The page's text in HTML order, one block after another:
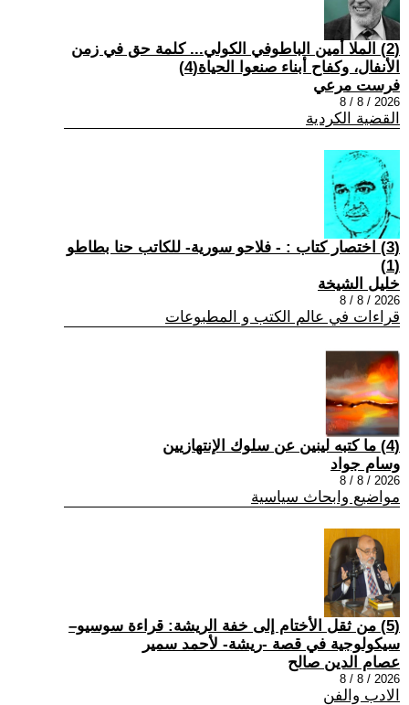
(2) الملا أمين الباطوفي الكولي... كلمة حق في زمن
الأنفال، وكفاح أبناء صنعوا الحياة(4)
فرست مرعي
2026 / 8 / 8
القضية الكردية
(3) اختصار كتاب : - فلاحو سورية- للكاتب حنا بطاطو
(1)
خليل الشيخة
2026 / 8 / 8
قراءات في عالم الكتب و المطبوعات
(4) ما كتبه لينين عن سلوك الإنتهازيين
وسام جواد
2026 / 8 / 8
مواضيع وابحاث سياسية
(5) من ثقل الأختام إلى خفة الريشة: قراءة سوسيو–
سيكولوجية في قصة -ريشة- لأحمد سمير
عصام الدين صالح
2026 / 8 / 8
الادب والفن